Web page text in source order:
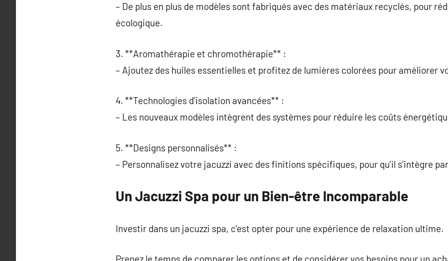
– De plus en plus de modèles sont fabriqués avec des matériaux recyclés, pour
écologique.
3. **Aromathérapie et chromothérapie** :
– Ajoutez des huiles essentielles et profitez de lumières colorées pour améliorer
4. **Technologies d’isolation avancées** :
– Les nouveaux modèles intègrent des systèmes pour réduire les coûts
5. **Designs personnalisés** :
– Personnalisez votre jacuzzi avec des finitions spécifiques, pour qu’il s’intègre
Un Jacuzzi Spa pour un Bien-être Incomparable
Investir dans un jacuzzi spa, c’est opter pour une expérience de relaxation ultime.